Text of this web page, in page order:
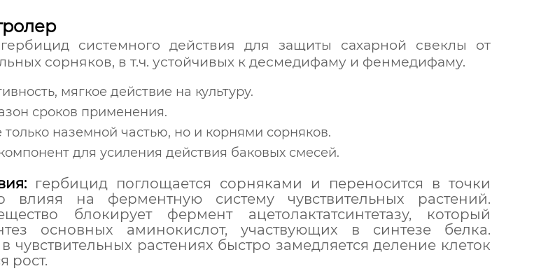
системного действия для защиты сахарной свеклы от
сорняков, в т.ч. устойчивых к десмедифаму и фенмедифаму.
мягкое действие на культуру.
сроков применения.
наземной частью, но и корнями сорняков.
для усиления действия баковых смесей.
гербицид поглощается сорняками и переносится в точки
влияя на ферментную систему чувствительных растений.
блокирует фермент ацетолактатсинтетазу, который
основных аминокислот, участвующих в синтезе белка.
чувствительных растениях быстро замедляется деление клеток
рост.